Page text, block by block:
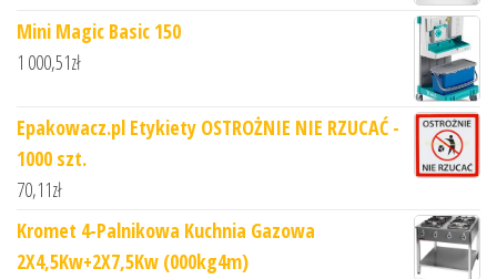
Mini Magic Basic 150
1 000,51zł
Epakowacz.pl Etykiety OSTROŻNIE NIE RZUCAĆ -
1000 szt.
70,11zł
Kromet 4-Palnikowa Kuchnia Gazowa
2X4,5Kw+2X7,5Kw (000kg4m)